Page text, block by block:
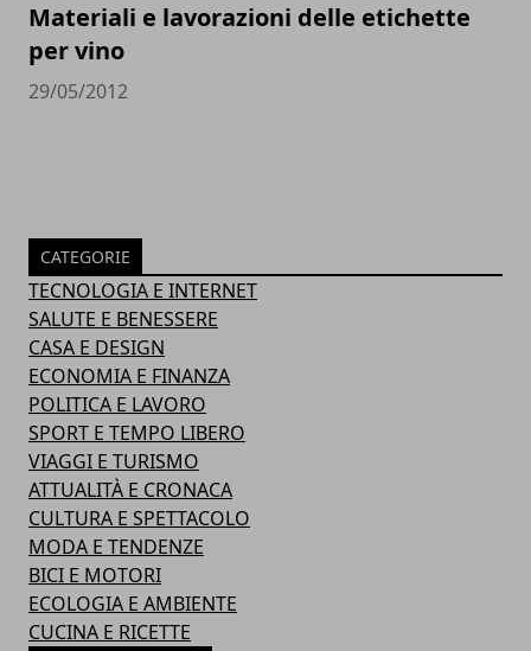
Materiali e lavorazioni delle etichette
per vino
29/05/2012
CATEGORIE
TECNOLOGIA E INTERNET
SALUTE E BENESSERE
CASA E DESIGN
ECONOMIA E FINANZA
POLITICA E LAVORO
SPORT E TEMPO LIBERO
VIAGGI E TURISMO
ATTUALITÀ E CRONACA
CULTURA E SPETTACOLO
MODA E TENDENZE
BICI E MOTORI
ECOLOGIA E AMBIENTE
CUCINA E RICETTE